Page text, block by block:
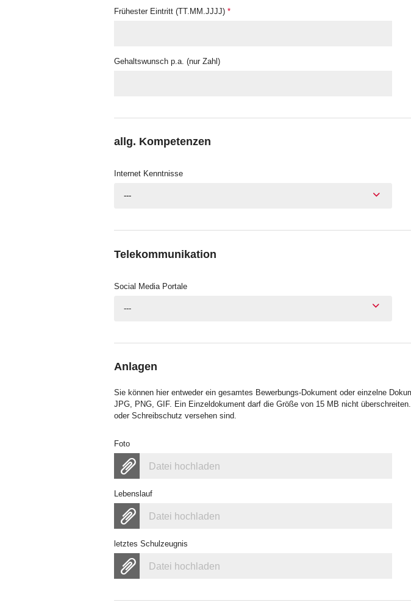
Frühester Eintritt (TT.MM.JJJJ) *
Gehaltswunsch p.a. (nur Zahl)
allg. Kompetenzen
Internet Kenntnisse
---
Telekommunikation
Social Media Portale
---
Anlagen
Sie können hier entweder ein gesamtes Bewerbungs-Dokument oder einzelne
JPG, PNG, GIF. Ein Einzeldokument darf die Größe von 15 MB nicht
oder Schreibschutz versehen sind.
Foto
Datei hochladen
Lebenslauf
Datei hochladen
letztes Schulzeugnis
Datei hochladen